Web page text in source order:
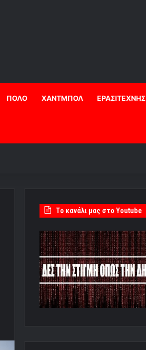
ΠΟΛΟ ΧΑΝΤΜΠΟΛ ΕΡΑΣΙΤΕΧΝΗΣ
Tο κανάλι μας στο Youtube